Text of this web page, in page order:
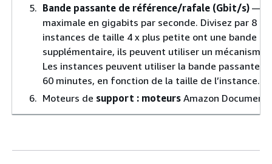
Bande passante de référence/rafale (Gbit/s) —
maximale en gigabits par seconde. Divisez par 8
instances de taille 4 x plus petite ont une bande
supplémentaire, ils peuvent utiliser un
Les instances peuvent utiliser la bande passante
60 minutes, en fonction de la taille de l’instance.
Moteurs de support : moteurs Amazon